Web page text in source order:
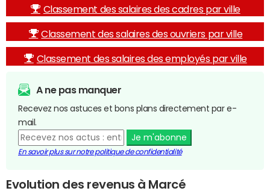
Classement des salaires des cadres par ville
Classement des salaires des ouvriers par ville
Classement des salaires des employés par ville
A ne pas manquer
Recevez nos astuces et bons plans directement par e-
mail.
Je m'abonne
En savoir plus sur notre politique de confidentialité
Evolution des revenus à Marcé